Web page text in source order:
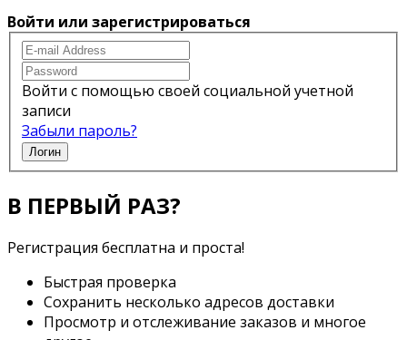
Войти или зарегистрироваться
Войти с помощью своей социальной учетной
записи
Забыли пароль?
Логин
В ПЕРВЫЙ РАЗ?
Регистрация бесплатна и проста!
Быстрая проверка
Сохранить несколько адресов доставки
Просмотр и отслеживание заказов и многое